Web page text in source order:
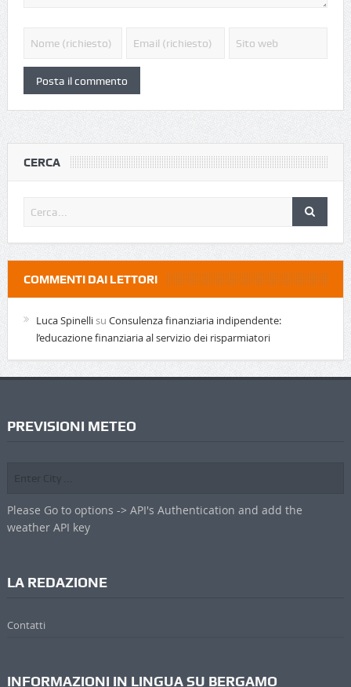
CERCA
COMMENTI DAI LETTORI
Luca Spinellisu Consulenza finanziaria indipendente:
l’educazione finanziaria al servizio dei risparmiatori
PREVISIONI METEO
Please Go to options -> API's Authentication and add the
weather API key
LA REDAZIONE
Contatti
INFORMAZIONI IN LINGUA SU BERGAMO